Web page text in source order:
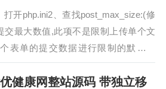
开php.ini2、查找post_max_size:(修
交最大数值,此项不是限制上传单个文
表单的提交数据进行限制的默认为
要的值，此参数建议要设置比
些3、查找file u…
健康网整站源码 带独立移